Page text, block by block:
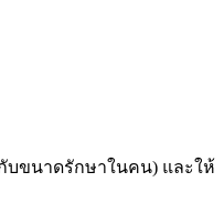
ขนาดรักษาในคน) และให้